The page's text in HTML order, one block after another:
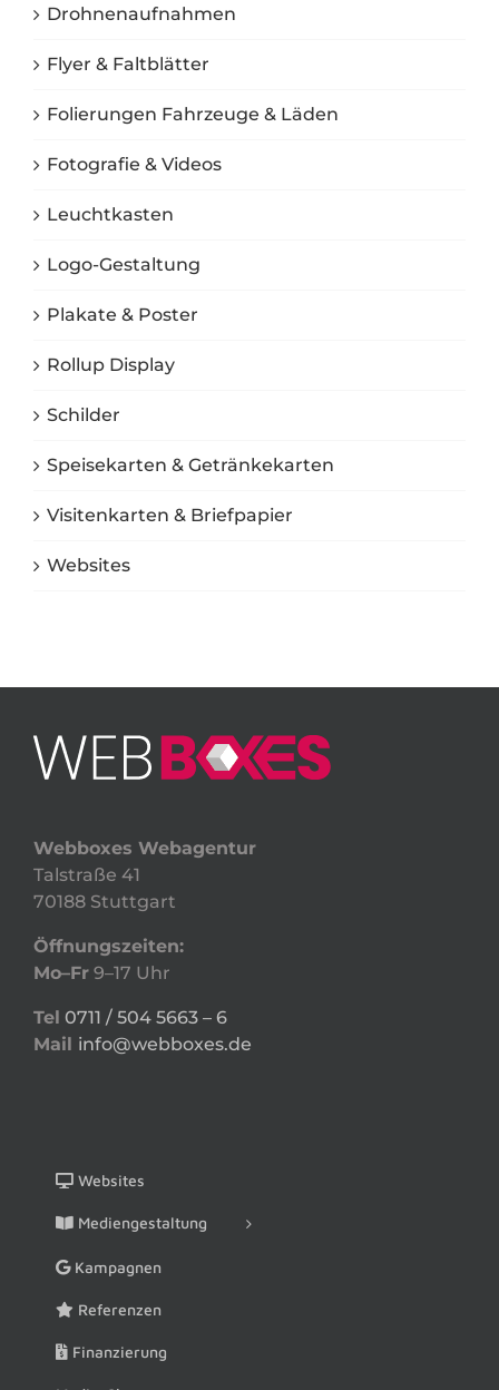
Drohnenaufnahmen
Flyer & Faltblätter
Folierungen Fahrzeuge & Läden
Fotografie & Videos
Leuchtkasten
Logo-Gestaltung
Plakate & Poster
Rollup Display
Schilder
Speisekarten & Getränkekarten
Visitenkarten & Briefpapier
Websites
Webboxes Webagentur
Talstraße 41
70188 Stuttgart
Öffnungszeiten:
Mo–Fr 9–17 Uhr
Tel 0711 / 504 5663 – 6
Mail info@webboxes.de
Websites
Mediengestaltung
Kampagnen
Referenzen
Finanzierung